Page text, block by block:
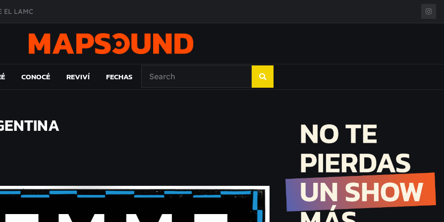
EL LAMC
DE ÉPOCA EN FORMA DE DISCO
CONOCÉ REVIVÍ FECHAS